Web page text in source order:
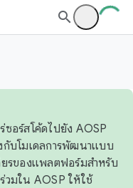
อร์สโค้ดไปยัง AOSP
บโมเดลการพัฒนาแบบ
รของแพลตฟอร์มสำหรับ
วมใน AOSP ให้ใช้